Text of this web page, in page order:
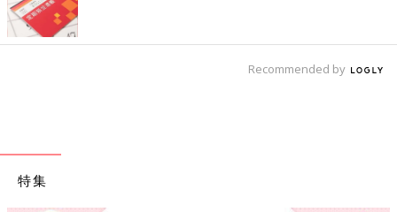
Recommended by
特集